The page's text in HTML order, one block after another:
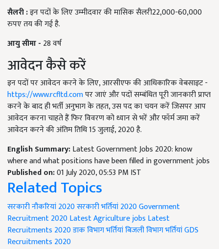
सैलरी:इन पदों के लिए उम्मीदवार की मासिक सैलरी22,000-60,000
रुपए तय की गई है.
आयुसीमा- 28 वर्ष
आवेदन कैसे करें
इन पदों पर आवेदन करने के लिए, आरसीएफ की आधिकारिक वेबसाइट -
https://www.rcfltd.comपर जाएं और पदों सम्बंधित पूरी जानकारी प्राप्त
करने के बाद ही भर्ती अनुभाग के तहत, उस पद का चयन करें जिसपर आप
आवेदन करना चाहते हैं फिर विवरण को ध्यान से भरें और फॉर्म जमा करें
आवेदन करने की अंतिम तिथि 15 जुलाई, 2020 है.
English Summary:Latest Government Jobs 2020: know
where and what positions have been filled in government jobs
Published on:01 July 2020, 05:53 PM IST
Related Topics
सरकारी नौकरियां 2020सरकारी भर्तियां 2020Government
Recruitment 2020Latest Agriculture jobs Latest
Recruitments 2020डाक विभाग भर्तियांबिजली विभाग भर्तियांGDS
Recruitments 2020